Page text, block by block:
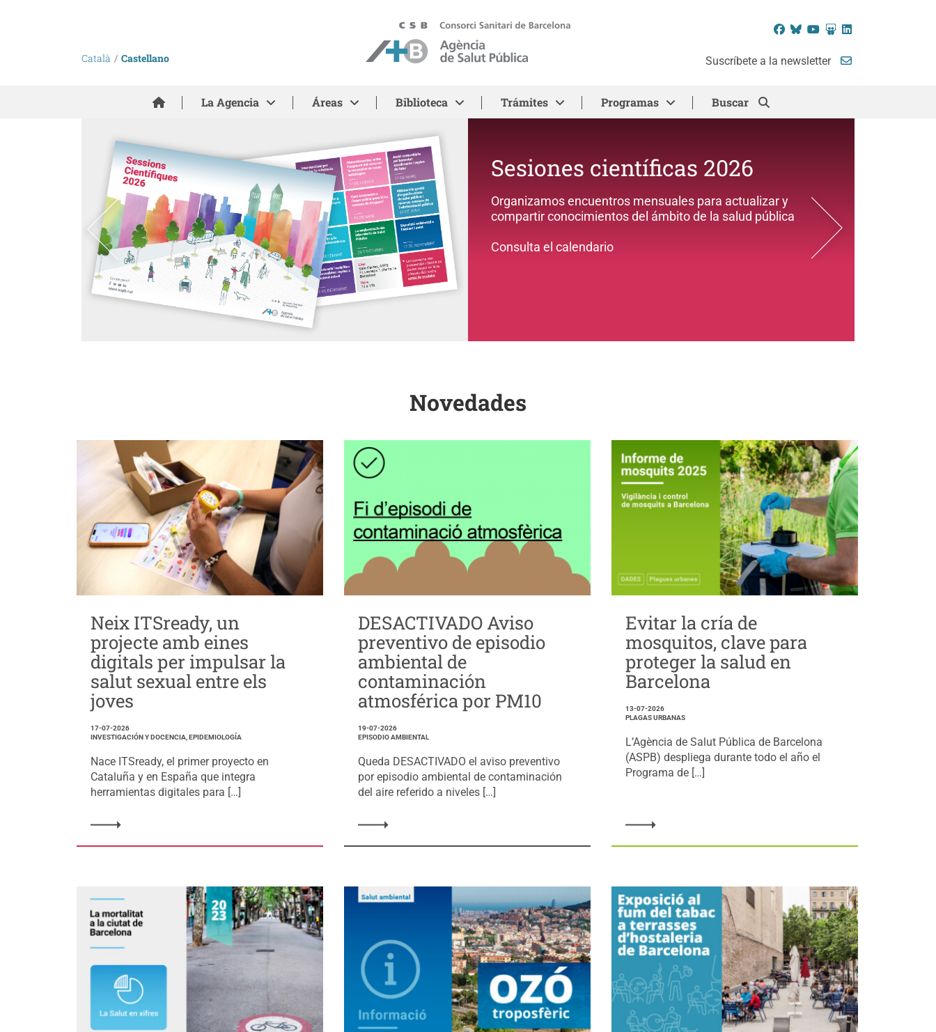
Català Castellano
Facebook
BlueskyYouTube
SlideShare
LinkedIn
Suscríbete a la newsletter
Inici La Agencia Áreas Biblioteca Trámites Programas Buscar
Sesiones científicas 2026
Organizamos encuentros mensuales para actualizar y
compartir conocimientos del ámbito de la salud pública
Consulta el calendario
Novedades
Neix ITSready, un
projecte amb eines
digitals per impulsar la
salut sexual entre els
joves
17-07-2026
INVESTIGACIÓN Y DOCENCIA, EPIDEMIOLOGÍA
Nace ITSready, el primer proyecto en
Cataluña y en España que integra
herramientas digitales para […]
DESACTIVADO Aviso
preventivo de episodio
ambiental de
contaminación
atmosférica por PM10
19-07-2026
EPISODIO AMBIENTAL
Queda DESACTIVADO el aviso preventivo
por episodio ambiental de contaminación
del aire referido a niveles […]
Evitar la cría de
mosquitos, clave para
proteger la salud en
Barcelona
13-07-2026
PLAGAS URBANAS
L’Agència de Salut Pública de Barcelona
(ASPB) despliega durante todo el año el
Programa de […]